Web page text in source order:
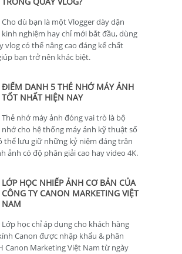
Cho dù bạn là một Vlogger dày dặn
kinh nghiệm hay chỉ mới bắt đầu, dùng
vlog có thể nâng cao đáng kể chất
bạn trở nên khác biệt.
ĐIỂM DANH 5 THẺ NHỚ MÁY ẢNH
TỐT NHẤT HIỆN NAY
Thẻ nhớ máy ảnh đóng vai trò là bộ
nhớ cho hệ thống máy ảnh kỹ thuật số
thể lưu giữ những kỷ niệm đáng trân
ảnh có độ phân giải cao hay video 4K.
LỚP HỌC NHIẾP ẢNH CƠ BẢN CỦA
CÔNG TY CANON MARKETING VIỆT
NAM
Lớp học chỉ áp dụng cho khách hàng
Canon được nhập khẩu & phân
Canon Marketing Việt Nam từ ngày